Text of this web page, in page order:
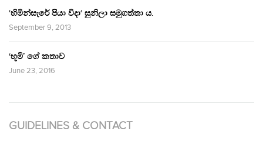
‘හිමින්සැරේ පියා විදා‘ සුනිලා සමුගත්තා ය.
September 9, 2013
‘භූමි’ ගේ කතාව
June 23, 2016
GUIDELINES & CONTACT